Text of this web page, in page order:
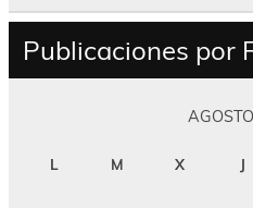
Publicaciones por
L M X J